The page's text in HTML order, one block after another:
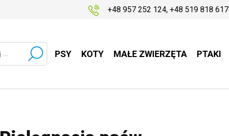
+48 957 252 124, +48 519 818 617
PSY KOTY MAŁE ZWIERZĘTA PTAKI